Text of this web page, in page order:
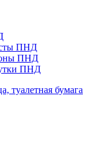
ПНД
ПНД
ПНД
туалетная бумага